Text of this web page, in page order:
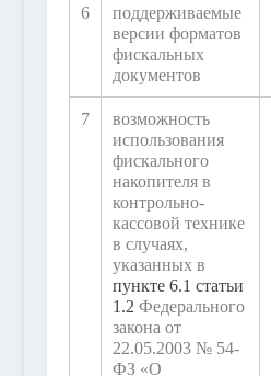
6
поддерживаемые
версии форматов
фискальных
документов
7
возможность
использования
фискального
накопителя в
контрольно-
кассовой технике
в случаях,
указанных в
пункте 6.1 статьи
1.2 Федерального
закона от
22.05.2003 № 54-
ФЗ «О